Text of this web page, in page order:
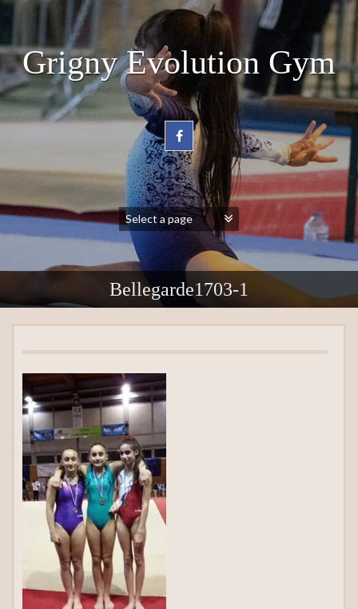
Grigny Evolution Gym
Bellegarde1703-1